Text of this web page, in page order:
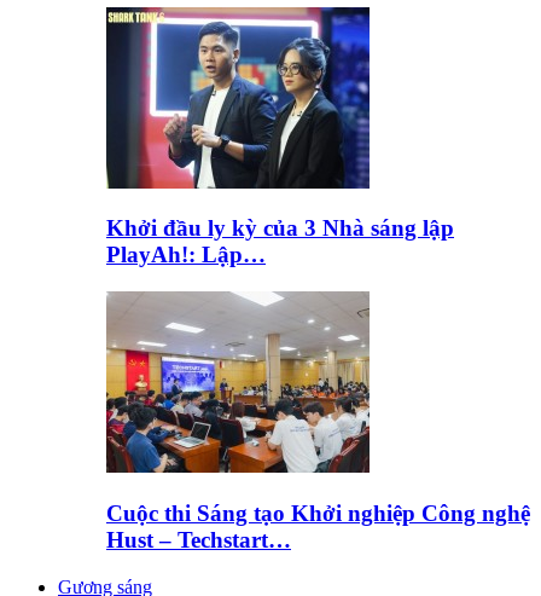
Khởi đầu ly kỳ của 3 Nhà sáng lập
PlayAh!: Lập…
Cuộc thi Sáng tạo Khởi nghiệp Công nghệ
Hust – Techstart…
Gương sáng